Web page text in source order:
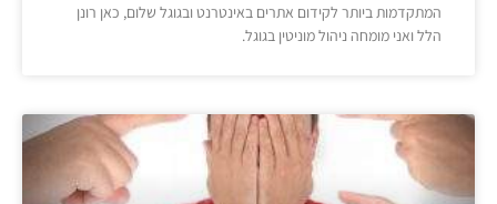
המתקדמות ביותר לקידום אתרים באינטרנט ובגוגל שלום, כאן רונן
הלל ואני מומחה ניהול מוניטין בגוגל.